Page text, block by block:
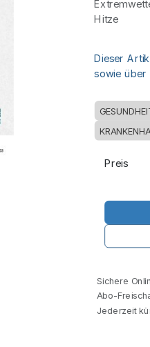
Hitze
Dieser
sowie über
Preis
Sichere
Abo-
Jederzeit